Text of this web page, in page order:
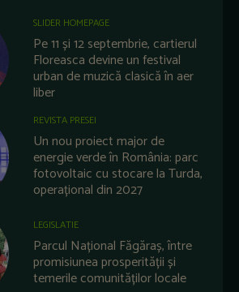
SLIDER HOMEPAGE
Pe 11 și 12 septembrie, cartierul
Floreasca devine un festival
urban de muzică clasică în aer
liber
REVISTA PRESEI
Un nou proiect major de
energie verde în România: parc
fotovoltaic cu stocare la Turda,
operațional din 2027
LEGISLATIE
Parcul Național Făgăraș, între
promisiunea prosperității și
temerile comunităților locale